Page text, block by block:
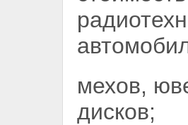
мехов,
дисков;